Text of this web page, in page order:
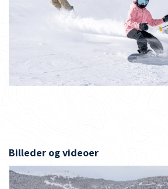
Billeder og videoer